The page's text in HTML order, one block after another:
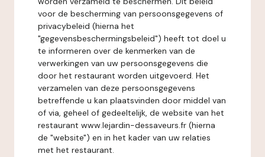
voor de bescherming van persoonsgegevens of
privacybeleid (hierna het
"gegevensbeschermingsbeleid") heeft tot doel u
te informeren over de kenmerken van de
verwerkingen van uw persoonsgegevens die
door het restaurant worden uitgevoerd. Het
verzamelen van deze persoonsgegevens
betreffende u kan plaatsvinden door middel van
of via, geheel of gedeeltelijk, de website van het
restaurant www.lejardin-dessaveurs.fr (hierna
de "website") en in het kader van uw relaties
met het restaurant.